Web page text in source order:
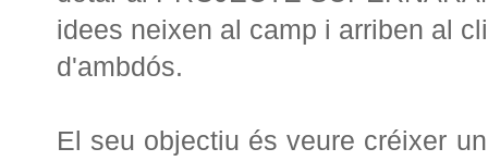
idees neixen al camp i arriben al
d'ambdós.
El seu objectiu és veure créixer